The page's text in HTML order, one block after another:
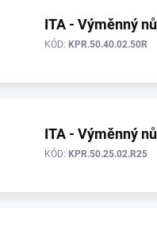
ITA - Výměnný
KÓD: KPR.50.40.02.50R
ITA - Výměnný
KÓD: KPR.50.25.02.R25